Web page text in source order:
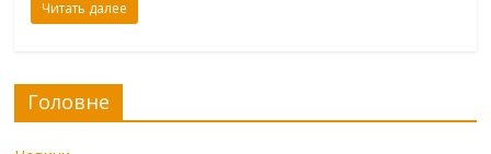
Читать далее
Головне